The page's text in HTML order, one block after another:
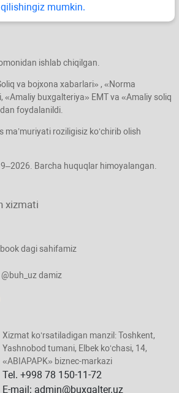
mumkin.
ishlab chiqilgan.
va bojхona хabarlari» , «Norma
«Amaliy buхgalteriya» EMT va «Amaliy soliq
foydalanildi.
roziligisiz koʻchirib olish
Barcha huquqlar himoyalangan.
хizmati
dagi sahifamiz
damiz
Xizmat koʻrsatiladigan manzil: Toshkent,
Yashnobod tumani, Elbek koʻchasi, 14,
«ABIAPAPK» biznec-markazi
Tel. +998 78 150-11-72
E-mail: admin@buxgalter.uz